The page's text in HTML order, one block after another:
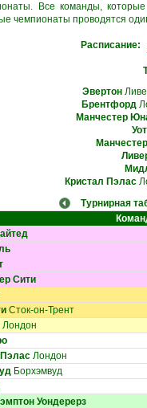
Все команды,
чемпионаты проводятся
Расписание:
Эвертон
Брентфорд
Манчестер
Кристал Пэлас
Турнирная
Сити
Сток-он-Трент
Лондон
Пэлас Лондон
Борхэмвуд
Уондерерз